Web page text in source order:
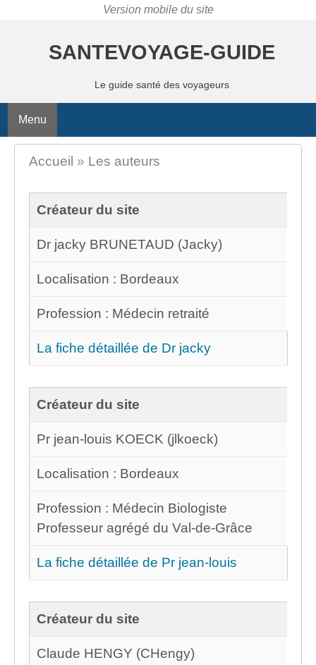
SANTEVOYAGE-GUIDE
Le guide santé des voyageurs
Menu
Accueil » Les auteurs
Créateur du site
Dr jacky BRUNETAUD (Jacky)
Localisation : Bordeaux
Profession : Médecin retraité
La fiche détaillée de Dr jacky
Créateur du site
Pr jean-louis KOECK (jlkoeck)
Localisation : Bordeaux
Profession : Médecin Biologiste
Professeur agrégé du Val-de-Grâce
La fiche détaillée de Pr jean-louis
Créateur du site
Claude HENGY (CHengy)